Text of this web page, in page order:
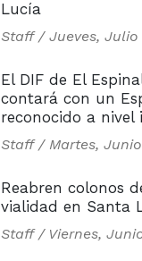
Lucía
Staff / Jueves, Julio
El DIF de El
contará con un
reconocido a nivel
Staff / Martes,
Reabren colonos
vialidad en Santa
Staff / Viernes,